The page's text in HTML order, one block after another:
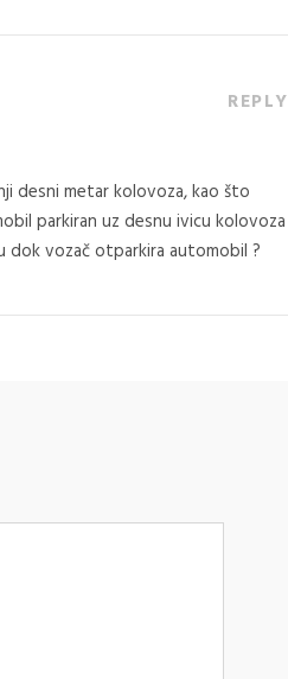
REPLY
desni metar kolovoza, kao što
parkiran uz desnu ivicu kolovoza
dok vozač otparkira automobil ?